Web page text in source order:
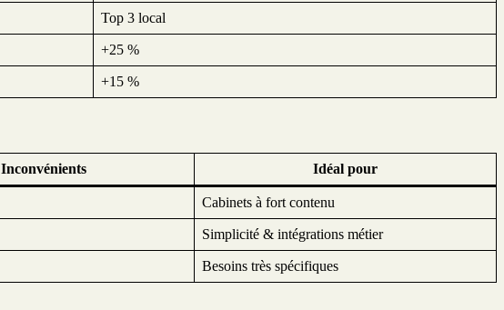
Top 3 local
+25 %
+15 %
Inconvénients Idéal pour
Cabinets à fort contenu
Simplicité & intégrations métier
Besoins très spécifiques